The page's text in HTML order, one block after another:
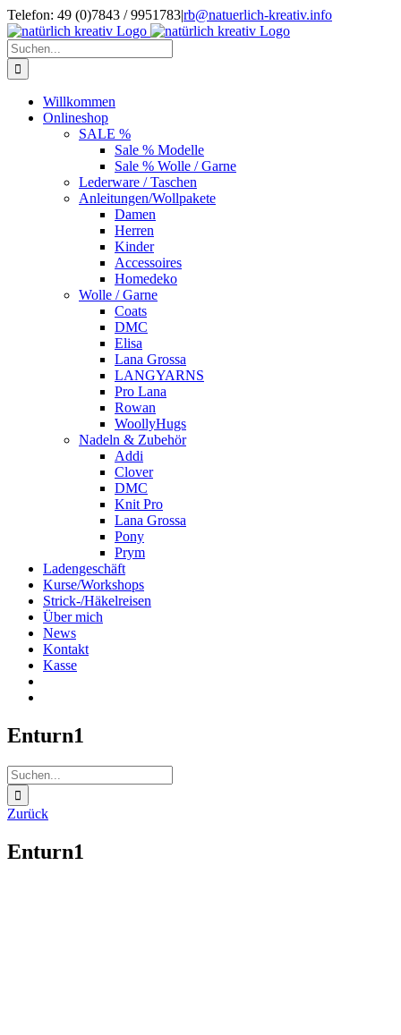
Zum
Inhalt
springen
Telefon: 49 (0)7843 / 9951783|rb@natuerlich-kreativ.info
Suche
nach:
Willkommen
Onlineshop
SALE %
Sale % Modelle
Sale % Wolle / Garne
Lederware / Taschen
Anleitungen/Wollpakete
Damen
Herren
Kinder
Accessoires
Homedeko
Wolle / Garne
Coats
DMC
Elisa
Lana Grossa
LANGYARNS
Pro Lana
Rowan
WoollyHugs
Nadeln & Zubehör
Addi
Clover
DMC
Knit Pro
Lana Grossa
Pony
Prym
Ladengeschäft
Kurse/Workshops
Strick-/Häkelreisen
Über mich
News
Kontakt
Kasse
Enturn1
Suche
nach:
Zurück
Enturn1